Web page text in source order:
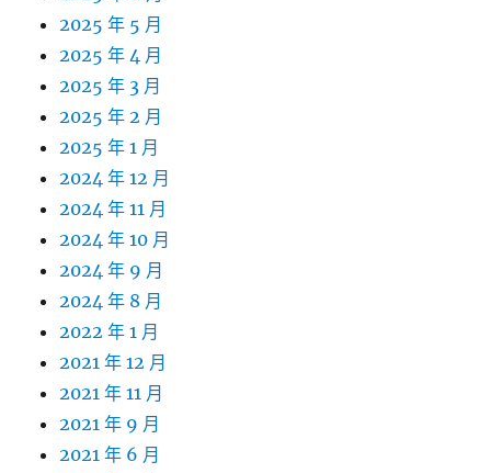
2025 年 5 月
2025 年 4 月
2025 年 3 月
2025 年 2 月
2025 年 1 月
2024 年 12 月
2024 年 11 月
2024 年 10 月
2024 年 9 月
2024 年 8 月
2022 年 1 月
2021 年 12 月
2021 年 11 月
2021 年 9 月
2021 年 6 月